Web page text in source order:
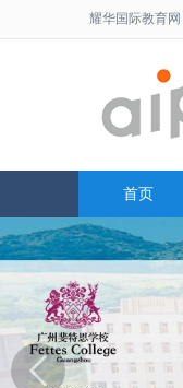
耀华国际教育网
首页
